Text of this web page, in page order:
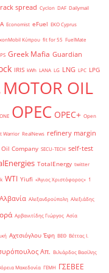
spread Cyclon DAF Dailymail
Economist eFuel EKO Cyprus
Κύπρου fit for 55 FuelMate
Greek Mafia Guardian
IRIS kWh LANA LG LNG LPC LPG
MOTOR OIL
OPEC OPEC+ Open
Warrior RealNews refinery margin
Company SECU-TECH self-test
TotalEnergy twitter
WTI Yiufi «Άγιος Χριστόφορος» ΄1
Αλβανία Αλεξανδρούπολη Αλεξιάδης
Αρβανιτίδης Γιώργος Ασία
Αχτσιόγλου Έφη ΒΕΘ Βέττας Ι.
Απ. Βιλιάρδος Βασίλης
Μακεδονία ΓΕΜΗ ΓΣΕΒΕΕ